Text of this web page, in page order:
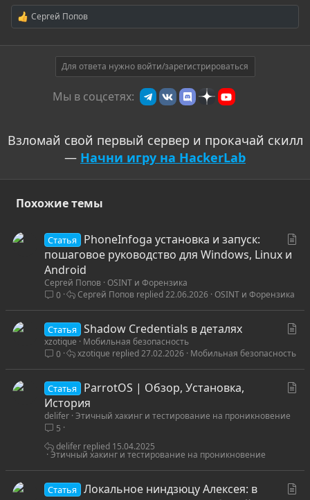
Р
е
а
Сергей Попов
Для ответа нужно войти/зарегистрироваться
Мы в соцсетях:
Взломай свой первый сервер и прокачай скилл
— Начни игру на HackerLab
Похожие темы
я
Статья
PhoneInfoga установка и запуск:
пошаговое руководство для Windows, Linux и
Android
Сергей Попов OSINT и Форензика
0
OSINT и Форензика
22.06.2026
Сергей Попов
т
Статья Shadow Credentials в деталях
xzotique
Мобильная безопасность
0
Мобильная безопасность
27.02.2026
xzotique
Статья
ParrotOS | Обзор, Установка,
История
delifer Этичный хакинг и тестирование на проникновение
5
Этичный хакинг и тестирование на проникновение
15.04.2025
delifer
Статья
Локальное ниндзюцу Алексея: в